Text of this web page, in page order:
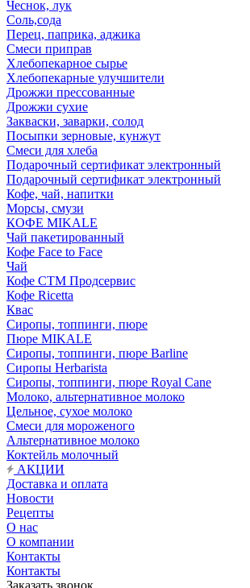
Чеснок, лук
Соль,сода
Перец, паприка, аджика
Смеси приправ
Хлебопекарное сырье
Хлебопекарные улучшители
Дрожжи прессованные
Дрожжи сухие
Закваски, заварки, солод
Посыпки зерновые, кунжут
Смеси для хлеба
Подарочный сертификат электронный
Подарочный сертификат электронный
Кофе, чай, напитки
Морсы, смузи
КОФЕ MIKALE
Чай пакетированный
Кофе Face to Face
Чай
Кофе СТМ Продсервис
Кофе Ricetta
Квас
Сиропы, топпинги, пюре
Пюре MIKALE
Сиропы, топпинги, пюре Barline
Сиропы Herbarista
Сиропы, топпинги, пюре Royal Cane
Молоко, альтернативное молоко
Цельное, сухое молоко
Смеси для мороженого
Альтернативное молоко
Коктейль молочный
АКЦИИ
Доставка и оплата
Новости
Рецепты
О нас
О компании
Контакты
Контакты
Заказать звонок